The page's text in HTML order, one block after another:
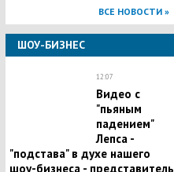
ВСЕ НОВОСТИ »
ШОУ-БИЗНЕС
12:07
Видео с
"пьяным
падением"
Лепса -
"подстава" в духе нашего
шоу-бизнеса - представитель